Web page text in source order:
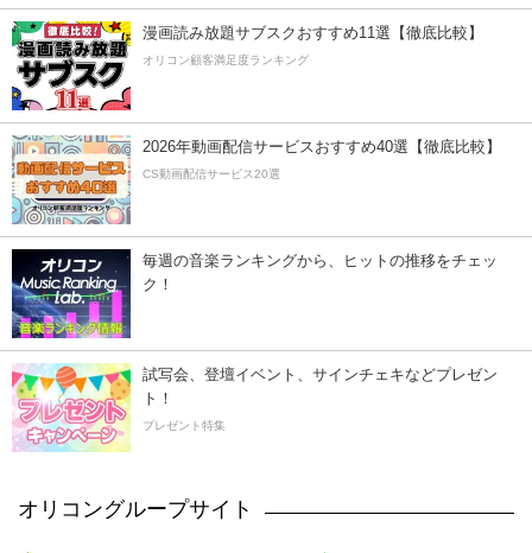
漫画読み放題サブスクおすすめ11選【徹底比較】
オリコン顧客満足度ランキング
2026年動画配信サービスおすすめ40選【徹底比較】
CS動画配信サービス20選
毎週の音楽ランキングから、ヒットの推移をチェッ
ク！
試写会、登壇イベント、サインチェキなどプレゼン
ト！
プレゼント特集
オリコングループサイト